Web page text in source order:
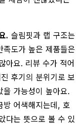
. 슬림핏과 랩 구조는
도가 높은 제품들은
아요. 리뷰 수가 적어
후기의 분위기로 보
가능성이 높아요.
방 어색해지는데, 호
다는 뜻으로 볼 수 있